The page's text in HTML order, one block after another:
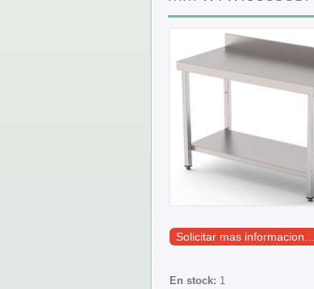
Solicitar mas informacion...
En stock: 1